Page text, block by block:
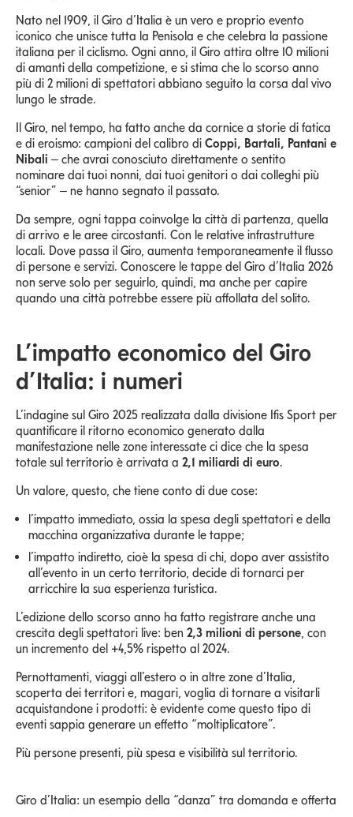
Nato nel 1909, il Giro d’Italia è un vero e proprio evento
iconico che unisce tutta la Penisola e che celebra la passione
italiana per il ciclismo. Ogni anno, il Giro attira oltre 10 milioni
di amanti della competizione, e si stima che lo scorso anno
più di 2 milioni di spettatori abbiano seguito la corsa dal vivo
lungo le strade.
Il Giro, nel tempo, ha fatto anche da cornice a storie di fatica
e di eroismo: campioni del calibro di Coppi, Bartali, Pantani e
Nibali – che avrai conosciuto direttamente o sentito
nominare dai tuoi nonni, dai tuoi genitori o dai colleghi più
“senior” – ne hanno segnato il passato.
Da sempre, ogni tappa coinvolge la città di partenza, quella
di arrivo e le aree circostanti. Con le relative infrastrutture
locali. Dove passa il Giro, aumenta temporaneamente il flusso
di persone e servizi. Conoscere le tappe del Giro d’Italia 2026
non serve solo per seguirlo, quindi, ma anche per capire
quando una città potrebbe essere più affollata del solito.
L’impatto economico del Giro
d’Italia: i numeri
L’indagine sul Giro 2025 realizzata dalla divisione Ifis Sport per
quantificare il ritorno economico generato dalla
manifestazione nelle zone interessate ci dice che la spesa
totale sul territorio è arrivata a 2,1 miliardi di euro.
Un valore, questo, che tiene conto di due cose:
l’impatto immediato, ossia la spesa degli spettatori e della
macchina organizzativa durante le tappe;
l’impatto indiretto, cioè la spesa di chi, dopo aver assistito
all’evento in un certo territorio, decide di tornarci per
arricchire la sua esperienza turistica.
L’edizione dello scorso anno ha fatto registrare anche una
crescita degli spettatori live: ben 2,3 milioni di persone , con
un incremento del +4,5% rispetto al 2024.
Pernottamenti, viaggi all’estero o in altre zone d’Italia,
scoperta dei territori e, magari, voglia di tornare a visitarli
acquistandone i prodotti: è evidente come questo tipo di
eventi sappia generare un effetto “moltiplicatore”.
Più persone presenti, più spesa e visibilità sul territorio.
Giro d’Italia: un esempio della “danza” tra domanda e offerta